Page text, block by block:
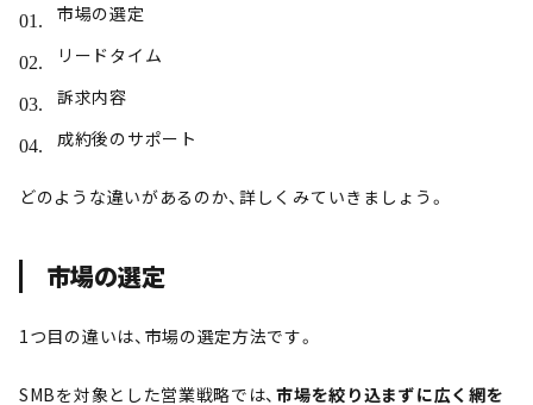
市場の選定
リードタイム
訴求内容
成約後のサポート
どのような違いがあるのか、詳しくみていきましょう。
市場の選定
1つ目の違いは、市場の選定方法です。
SMBを対象とした営業戦略では、市場を絞り込まずに広く網を